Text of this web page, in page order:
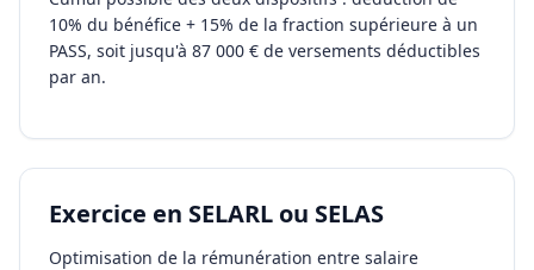
10% du bénéfice + 15% de la fraction supérieure à un
PASS, soit jusqu'à 87 000 € de versements déductibles
par an.
Exercice en SELARL ou SELAS
Optimisation de la rémunération entre salaire